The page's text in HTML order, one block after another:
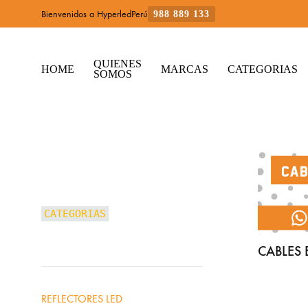
Bienvenidos a HyperledPerú 988 889 133
HOME
QUIENES
SOMOS
MARCAS CATEGORIAS
CABLES
CATEGORIAS
REFLECTORES LED